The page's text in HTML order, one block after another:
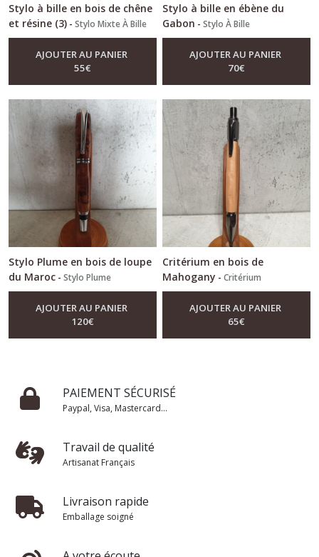
Stylo à bille en bois de chêne
et résine (3) - Stylo Mixte À Bille
AJOUTER AU PANIER
55€
Stylo à bille en ébène du
Gabon -Stylo À Bille
AJOUTER AU PANIER
70€
Stylo Plume en bois de loupe
du Maroc - Stylo Plume
AJOUTER AU PANIER
120€
Critérium en bois de
Mahogany -Critérium
AJOUTER AU PANIER
65€
PAIEMENT SÉCURISÉ
Paypal, Visa, Mastercard...
Travail de qualité
Artisanat Français
Livraison rapide
Emballage soigné